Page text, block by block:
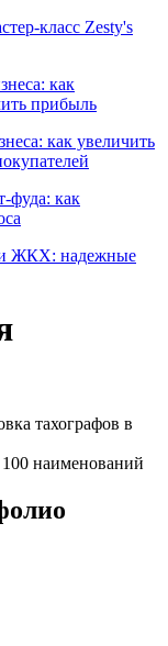
класс Zesty's
как
прибыль
как увеличить
фуда: как
и ЖКХ: надежные
тахографов в
100 наименований